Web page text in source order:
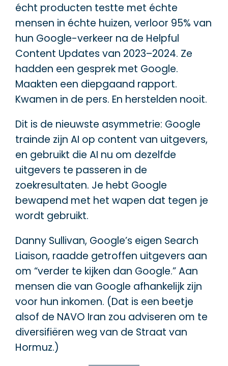
écht producten testte met échte
mensen in échte huizen, verloor 95% van
hun Google-verkeer na de Helpful
Content Updates van 2023–2024. Ze
hadden een gesprek met Google.
Maakten een diepgaand rapport.
Kwamen in de pers. En herstelden nooit.
Dit is de nieuwste asymmetrie: Google
trainde zijn AI op content van uitgevers,
en gebruikt die AI nu om dezelfde
uitgevers te passeren in de
zoekresultaten. Je hebt Google
bewapend met het wapen dat tegen je
wordt gebruikt.
Danny Sullivan, Google’s eigen Search
Liaison, raadde getroffen uitgevers aan
om “verder te kijken dan Google.” Aan
mensen die van Google afhankelijk zijn
voor hun inkomen. (Dat is een beetje
alsof de NAVO Iran zou adviseren om te
diversifiëren weg van de Straat van
Hormuz.)